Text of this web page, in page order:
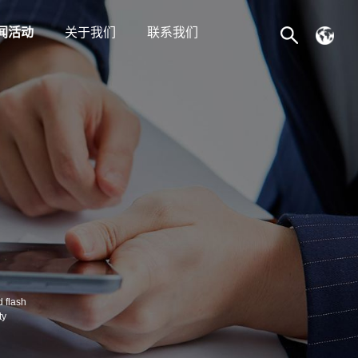
活动
新闻
资讯
关于我们
公司简介
发展历程
荣誉资质
人才招聘
联系我们
flash